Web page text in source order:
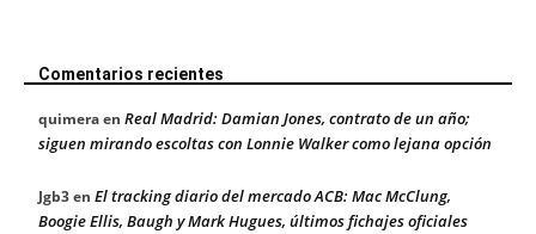
Comentarios recientes
quimeraen Real Madrid: Damian Jones, contrato de un año;
siguen mirando escoltas con Lonnie Walker como lejana opción
Jgb3en El tracking diario del mercado ACB: Mac McClung,
Boogie Ellis, Baugh y Mark Hugues, últimos fichajes oficiales